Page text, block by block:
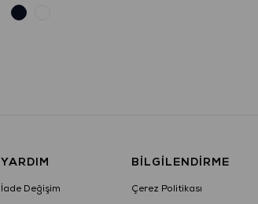
YARDIM
İade Değişim
BILGILENDIRME
Çerez Politikası